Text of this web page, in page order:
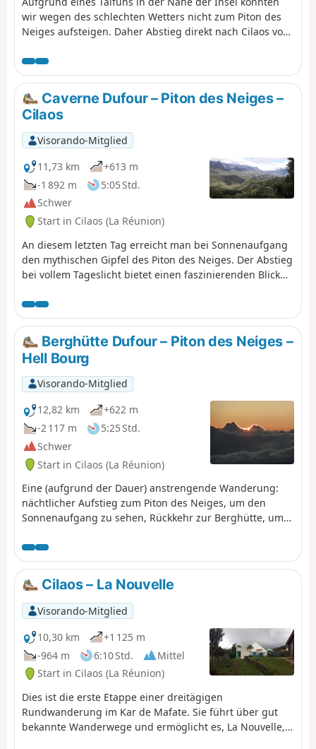
wir wegen des schlechten Wetters nicht zum Piton des
Neiges aufsteigen. Daher Abstieg direkt nach Cilaos von
Caverne Dufour – Piton des Neiges –
Cilaos
Visorando-Mitglied
11,73 km
+613 m
-1 892 m
5:05 Std.
Schwer
Start in Cilaos (La Réunion)
An diesem letzten Tag erreicht man bei Sonnenaufgang
den mythischen Gipfel des Piton des Neiges. Der Abstieg
bei vollem Tageslicht bietet einen faszinierenden Blick
Vegetation bedeckt. Der lange Abstieg nach Cilaos
entlang der anderen Seite des Piton des Neiges führt
durch ein sehr interessantes Naturschutzgebiet.
Berghütte Dufour – Piton des Neiges –
Hell Bourg
Visorando-Mitglied
12,82 km
+622 m
-2 117 m
5:25 Std.
Schwer
Start in Cilaos (La Réunion)
Eine (aufgrund der Dauer) anstrengende Wanderung:
nächtlicher Aufstieg zum Piton des Neiges, um den
Sonnenaufgang zu sehen, Rückkehr zur Berghütte, um
Planen Sie einen Ruhetag in Hell Bourg ein und
besuchen Sie die alten Thermen.
Cilaos – La Nouvelle
Visorando-Mitglied
10,30 km
+1 125 m
-964 m
6:10 Std.
Mittel
Start in Cilaos (La Réunion)
Dies ist die erste Etappe einer dreitägigen
Rundwanderung im Kar de Mafate. Sie führt über gut
bekannte Wanderwege und ermöglicht es, La Nouvelle,